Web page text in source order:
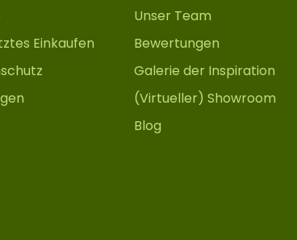
Einkaufen
Unser Team
Bewertungen
Galerie der Inspiration
(Virtueller) Showroom
Blog